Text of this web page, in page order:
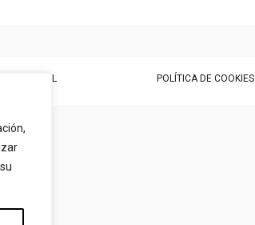
AVISO LEGAL POLÍTICA DE COOKIES